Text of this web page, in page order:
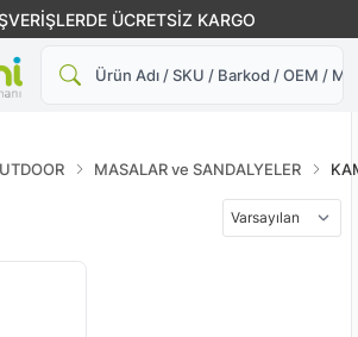
ÜCRETSİZ KARGO
Ara
MASALAR ve SANDALYELER